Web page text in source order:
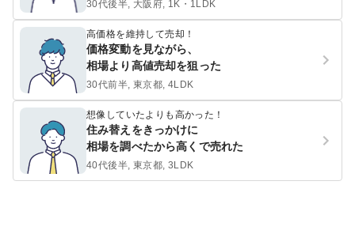
30代後半, 大阪府, 1K・1LDK
高価格を維持して売却！
価格変動を見ながら、
相場より高値売却を狙った
30代前半, 東京都, 4LDK
想像していたよりも高かった！
住み替えをきっかけに
相場を調べたから高くで売れた
40代後半, 東京都, 3LDK